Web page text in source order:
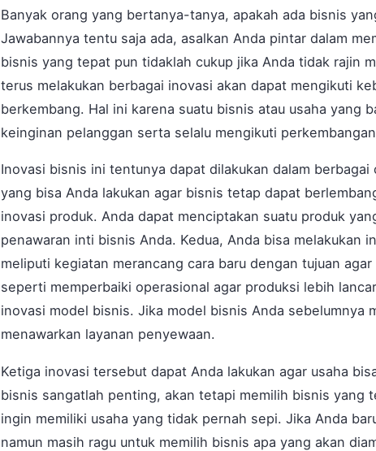
Banyak orang yang bertanya-tanya, apakah ada bisnis
Jawabannya tentu saja ada, asalkan Anda pintar dalam
bisnis yang tepat pun tidaklah cukup jika Anda tidak rajin
terus melakukan berbagai inovasi akan dapat mengikuti
berkembang. Hal ini karena suatu bisnis atau usaha yang
keinginan pelanggan serta selalu mengikuti
Inovasi bisnis ini tentunya dapat dilakukan dalam
yang bisa Anda lakukan agar bisnis tetap dapat
inovasi produk. Anda dapat menciptakan suatu produk
penawaran inti bisnis Anda. Kedua, Anda bisa melakukan
meliputi kegiatan merancang cara baru dengan tujuan
seperti memperbaiki operasional agar produksi lebih
inovasi model bisnis. Jika model bisnis Anda sebelumnya
menawarkan layanan penyewaan.
Ketiga inovasi tersebut dapat Anda lakukan agar usaha
bisnis sangatlah penting, akan tetapi memilih bisnis yang
ingin memiliki usaha yang tidak pernah sepi. Jika Anda
namun masih ragu untuk memilih bisnis apa yang akan